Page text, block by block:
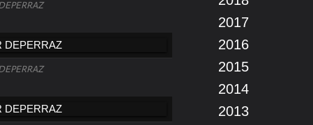
2017
2016
2015
2014
2013